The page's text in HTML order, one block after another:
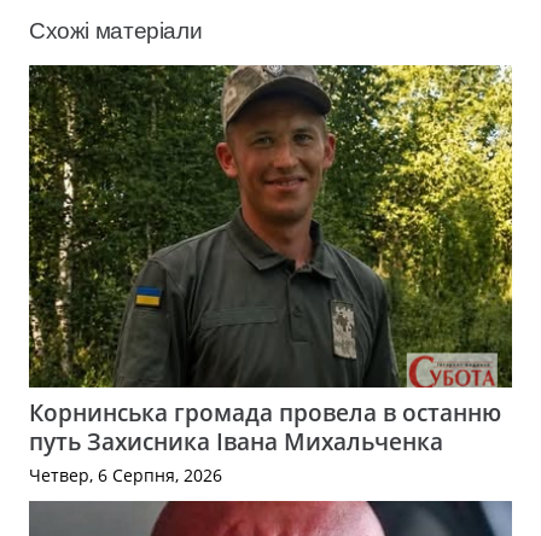
Схожі матеріали
Корнинська громада провела в останню
путь Захисника Івана Михальченка
Четвер, 6 Серпня, 2026